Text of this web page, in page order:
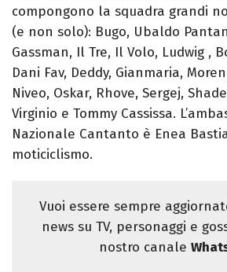
compongono la squadra grandi
(e non solo): Bugo, Ubaldo
Gassman, Il Tre, Il Volo, Ludwig ,
Dani Fav, Deddy, Gianmaria,
Niveo, Oskar, Rhove, Sergej,
Virginio e Tommy Cassissa.
Nazionale Cantanto è Enea
moticiclismo.
Vuoi essere sempre
news su TV, personaggi e
nostro canale